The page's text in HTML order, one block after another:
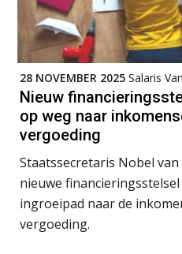
28 NOVEMBER 2025 Salaris
Nieuw
op weg naar
vergoeding
Staatssecretaris Nobel
nieuwe
ingroeipad naar de
vergoeding.
AUG
MOCuitgevers
25
AUG
MOCuitgevers
25
AUG
MOCuitgevers
25
AUG
MOCuitgevers